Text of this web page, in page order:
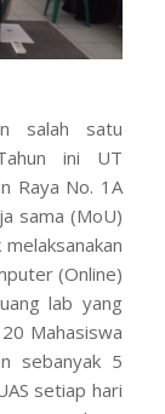
salah satu
ini UT
Raya No. 1A
sama (MoU)
(Online)
lab yang
Mahasiswa
sebanyak 5
setiap hari